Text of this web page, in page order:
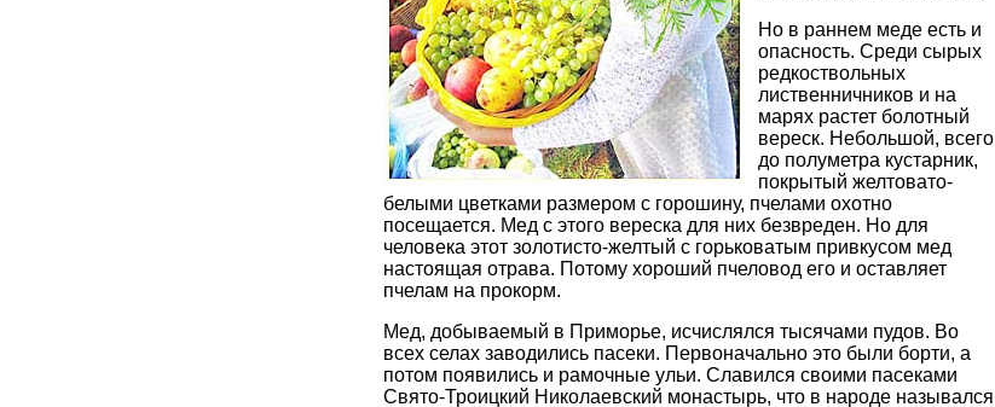
Но в раннем меде есть и
опасность. Среди сырых
редкоствольных
лиственничников и на
марях растет болотный
вереск. Небольшой, всего
до полуметра кустарник,
покрытый желтовато-
белыми цветками размером с горошину, пчелами охотно
посещается. Мед с этого вереска для них безвреден. Но для
человека этот золотисто-желтый с горьковатым привкусом мед
настоящая отрава. Потому хороший пчеловод его и оставляет
пчелам на прокорм.
Мед, добываемый в Приморье, исчислялся тысячами пудов. Во
всех селах заводились пасеки. Первоначально это были борти, а
потом появились и рамочные ульи. Славился своими пасеками
Свято-Троицкий Николаевский монастырь, что в народе назывался